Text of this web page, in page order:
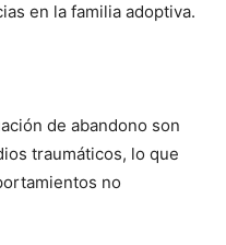
en la familia adoptiva.
de abandono son
traumáticos, lo que
no